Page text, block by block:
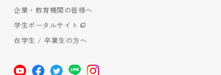
企業・教育機関の皆様へ
学生ポータルサイト
在学生 / 卒業生の方へ